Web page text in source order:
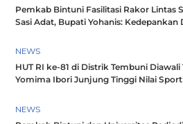
Pemkab Bintuni Fasilitasi Rakor Lintas
Sasi Adat, Bupati Yohanis: Kedepankan
NEWS
HUT RI ke-81 di Distrik Tembuni
Yomima Ibori Junjung Tinggi Nilai
NEWS